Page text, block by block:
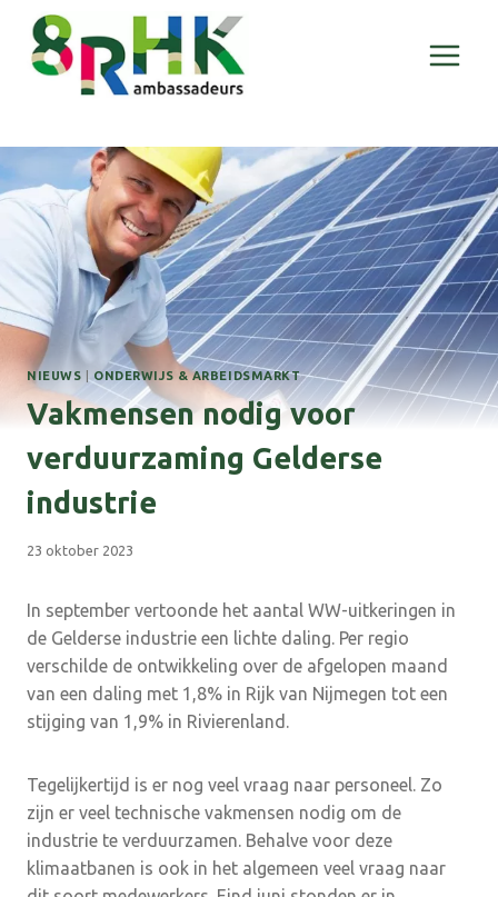
Doorgaan
naar
inhoud
NIEUWS ONDERWIJS & ARBEIDSMARKT
Vakmensen nodig voor
verduurzaming Gelderse
industrie
23 oktober 2023
In september vertoonde het aantal WW-uitkeringen in
de Gelderse industrie een lichte daling. Per regio
verschilde de ontwikkeling over de afgelopen maand
van een daling met 1,8% in Rijk van Nijmegen tot een
stijging van 1,9% in Rivierenland.
Tegelijkertijd is er nog veel vraag naar personeel. Zo
zijn er veel technische vakmensen nodig om de
industrie te verduurzamen. Behalve voor deze
klimaatbanen is ook in het algemeen veel vraag naar